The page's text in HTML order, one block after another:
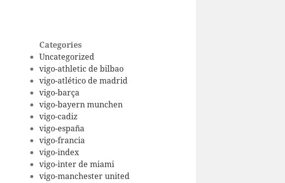
Categories
Uncategorized
vigo-athletic de bilbao
vigo-atlético de madrid
vigo-barça
vigo-bayern munchen
vigo-cadiz
vigo-españa
vigo-francia
vigo-index
vigo-inter de miami
vigo-manchester united